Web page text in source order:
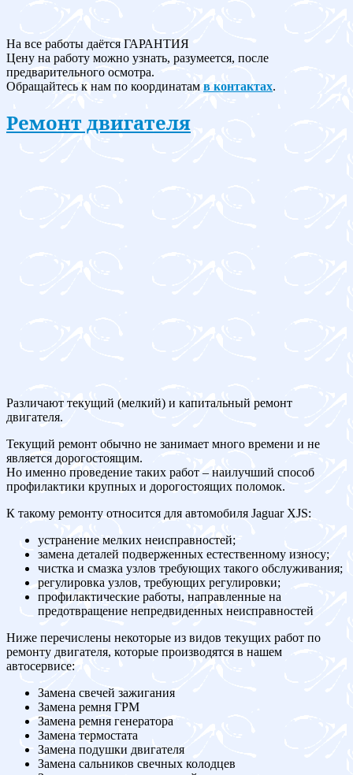
На все работы даётся ГАРАНТИЯ
Цену на работу можно узнать, разумеется, после
предварительного осмотра.
Обращайтесь к нам по координатам в контактах.
Ремонт двигателя
Различают текущий (мелкий) и капитальный ремонт
двигателя.
Текущий ремонт обычно не занимает много времени и не
является дорогостоящим.
Но именно проведение таких работ – наилучший способ
профилактики крупных и дорогостоящих поломок.
К такому ремонту относится для автомобиля Jaguar XJS:
устранение мелких неисправностей;
замена деталей подверженных естественному износу;
чистка и смазка узлов требующих такого обслуживания;
регулировка узлов, требующих регулировки;
профилактические работы, направленные на
предотвращение непредвиденных неисправностей
Ниже перечислены некоторые из видов текущих работ по
ремонту двигателя, которые производятся в нашем
автосервисе:
Замена свечей зажигания
Замена ремня ГРМ
Замена ремня генератора
Замена термостата
Замена подушки двигателя
Замена сальников свечных колодцев